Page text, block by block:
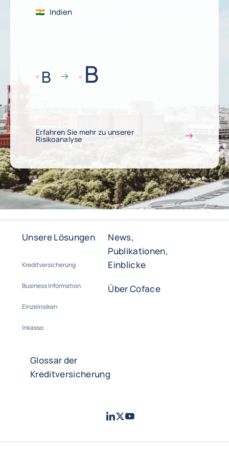
Indien
B B
Erfahren Sie mehr zu unserer
Risikoanalyse
Unsere Lösungen
Kreditversicherung
Business Information
Einzelrisiken
Inkasso
News,
Publikationen,
Einblicke
Über Coface
Glossar der
Kreditversicherung
LinkedIn
TwitterYoutube